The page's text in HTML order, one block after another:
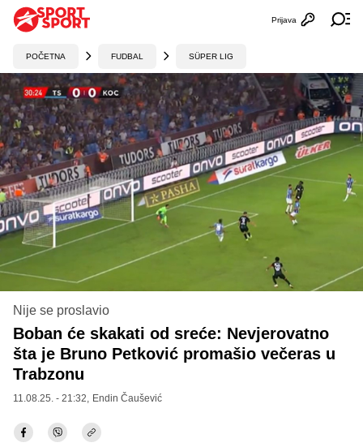
Otvori
Prijava
POČETNA FUDBAL SÜPER LIG
Nije se proslavio
Boban će skakati od sreće: Nevjerovatno
šta je Bruno Petković promašio večeras u
Trabzonu
11.08.25. - 21:32, Endin Čaušević